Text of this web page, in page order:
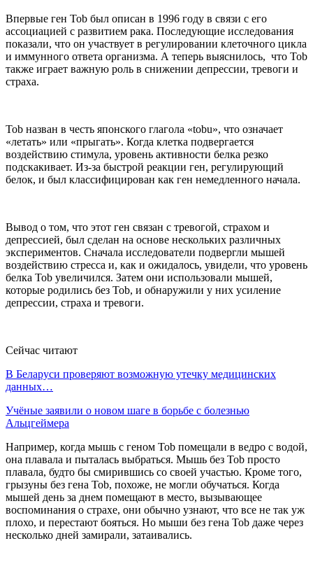
Впервые ген Tob был описан в 1996 году в связи с его
ассоциацией с развитием рака. Последующие исследования
показали, что он участвует в регулировании клеточного цикла
и иммунного ответа организма. А теперь выяснилось, что Tob
также играет важную роль в снижении депрессии, тревоги и
страха.
Tob назван в честь японского глагола «tobu», что означает
«летать» или «прыгать». Когда клетка подвергается
воздействию стимула, уровень активности белка резко
подскакивает. Из-за быстрой реакции ген, регулирующий
белок, и был классифицирован как ген немедленного начала.
Вывод о том, что этот ген связан с тревогой, страхом и
депрессией, был сделан на основе нескольких различных
экспериментов. Сначала исследователи подвергли мышей
воздействию стресса и, как и ожидалось, увидели, что уровень
белка Tob увеличился. Затем они использовали мышей,
которые родились без Tob, и обнаружили у них усиление
депрессии, страха и тревоги.
Сейчас читают
В Беларуси проверяют возможную утечку медицинских
данных…
Учёные заявили о новом шаге в борьбе с болезнью
Альцгеймера
Например, когда мышь с геном Tob помещали в ведро с водой,
она плавала и пыталась выбраться. Мышь без Tob просто
плавала, будто бы смирившись со своей участью. Кроме того,
грызуны без гена Tob, похоже, не могли обучаться. Когда
мышей день за днем помещают в место, вызывающее
воспоминания о страхе, они обычно узнают, что все не так уж
плохо, и перестают бояться. Но мыши без гена Tob даже через
несколько дней замирали, затаивались.